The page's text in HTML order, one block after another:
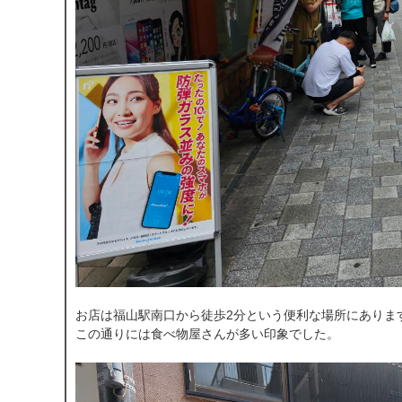
お店は福山駅南口から徒歩2分という便利な場所にありま
この通りには食べ物屋さんが多い印象でした。